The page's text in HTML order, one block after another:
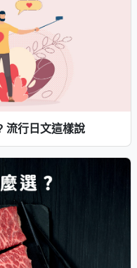
流行日文這樣說